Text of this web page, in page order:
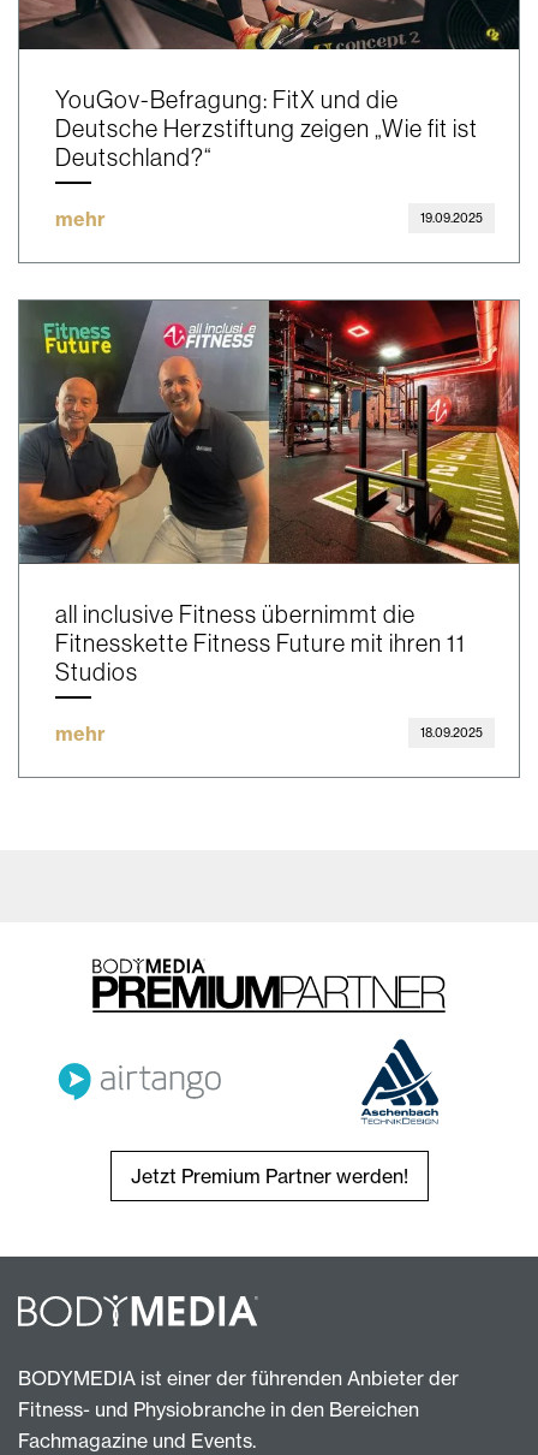
YouGov-Befragung: FitX und die
Deutsche Herzstiftung zeigen „Wie fit ist
Deutschland?“
mehr 19.09.2025
all inclusive Fitness übernimmt die
Fitnesskette Fitness Future mit ihren 11
Studios
mehr 18.09.2025
Jetzt Premium Partner werden!
BODYMEDIA ist einer der führenden Anbieter der
Fitness- und Physiobranche in den Bereichen
Fachmagazine und Events.